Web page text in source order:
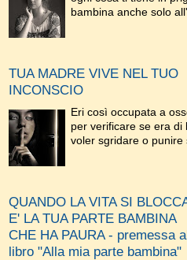
bambina anche solo
TUA MADRE VIVE NEL TUO
INCONSCIO
Eri così occupata a
per verificare se era
voler sgridare o punire
QUANDO LA VITA SI
E' LA TUA PARTE BAMBINA
CHE HA PAURA - premessa
libro "Alla mia parte bambina"